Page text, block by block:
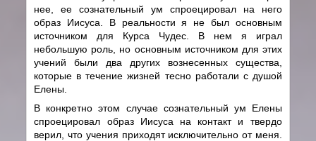
нее, ее сознательный ум спроецировал на него
образ Иисуса. В реальности я не был основным
источником для Курса Чудес. В нем я играл
небольшую роль, но основным источником для этих
учений были два других вознесенных существа,
которые в течение жизней тесно работали с душой
Елены.
В конкретно этом случае сознательный ум Елены
спроецировал образ Иисуса на контакт и твердо
верил, что учения приходят исключительно от меня.